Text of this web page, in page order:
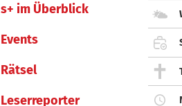
s+ im Überblick
Events
Rätsel
Leserreporter